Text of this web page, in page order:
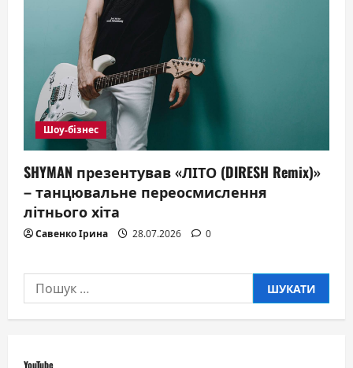
Шоу-бізнес
SHYMAN презентував «ЛІТО (DIRESH Remix)»
– танцювальне переосмислення
літнього хіта
Савенко Ірина 28.07.2026 0
Пошук:
YouTube